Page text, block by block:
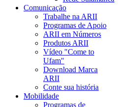
Comunicação
Trabalhe na ARII
Programas de Apoio
ARII em Números
Produtos ARII
Vídeo "Come to
Ufam"
Download Marca
ARII
Conte sua história
Mobilidade
Programas de